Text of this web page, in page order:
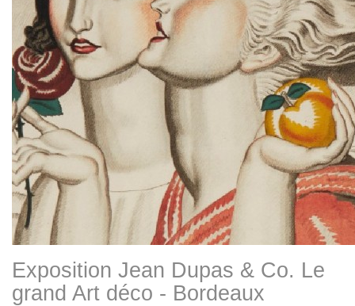
Exposition Jean Dupas & Co. Le
grand Art déco - Bordeaux